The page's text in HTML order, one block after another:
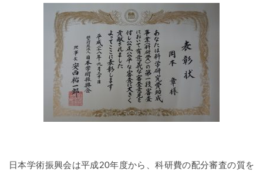
日本学術振興会は平成20年度から、科研費の配分審査の質を